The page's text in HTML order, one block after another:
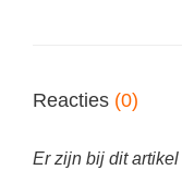
Kleurplaten
Verzorging
AI voor het
Reacties (0)
Er zijn bij dit